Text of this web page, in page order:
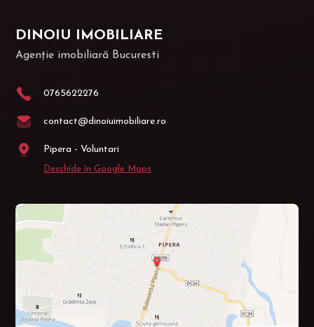
DINOIU IMOBILIARE
Agenție imobiliară Bucuresti
0765622276
contact@dinoiuimobiliare.ro
Pipera - Voluntari
Deschide în Google Maps